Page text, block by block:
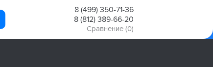
8 (499) 350-71-36
8 (812) 389-66-20
Сравнение (0)